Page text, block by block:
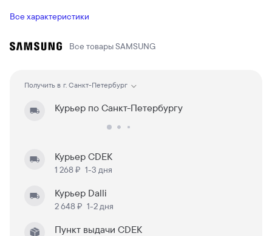
Все характеристики
Все товарыSAMSUNG
Получить в г. Санкт-Петербург
Курьер по Санкт-Петербургу
Курьер CDEK
1 268 ₽ 1-3 дня
Курьер Dalli
2 648 ₽ 1-2 дня
Пункт выдачи CDEK